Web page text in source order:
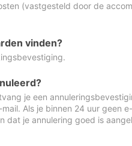
(vastgesteld door de
vinden?
je een
Als je binnen 24 uur geen
dat je annulering goed is